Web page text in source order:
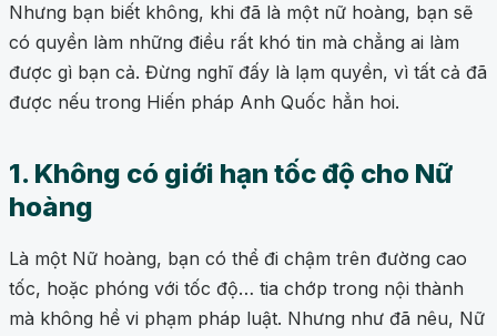
Nhưng bạn biết không, khi đã là một nữ hoàng, bạn sẽ
có quyền làm những điều rất khó tin mà chẳng ai làm
được gì bạn cả. Đừng nghĩ đấy là lạm quyền, vì tất cả đã
được nếu trong Hiến pháp Anh Quốc hẳn hoi.
1. Không có giới hạn tốc độ cho Nữ
hoàng
Là một Nữ hoàng, bạn có thể đi chậm trên đường cao
tốc, hoặc phóng với tốc độ… tia chớp trong nội thành
mà không hề vi phạm pháp luật. Nhưng như đã nêu, Nữ